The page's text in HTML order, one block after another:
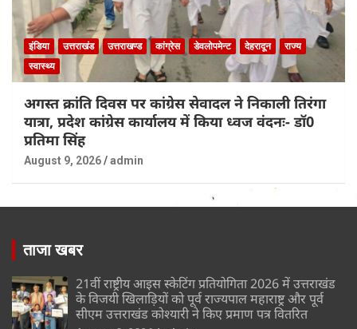
इंडिया उत्तराखंड उत्तराखण्ड कांग्रेस डेवलोपमेन्ट देहरादून
राज्य
स्वास्थ्य
अगस्त क्रांति दिवस पर कांग्रेस सेवादल ने निकाली तिरंगा
यात्रा, प्रदेश कांग्रेस कार्यालय में किया ध्वज वंदनः- डॉ0
प्रतिमा सिंह
August 9, 2026 admin
ताजा खबर
21वीं राष्ट्रीय आइस स्केटिंग प्रतियोगिता 2026 में उत्तराखंड
के विजयी खिलाड़ियों को पूर्व राज्यपाल महाराष्ट्र और पूर्व
सीएम उत्तराखंड कोश्यारी ने किए प्रमाण पत्र वितरित